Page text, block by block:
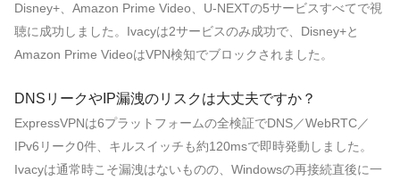
Disney+、Amazon Prime Video、U-NEXTの5サービスすべてで視
聴に成功しました。Ivacyは2サービスのみ成功で、Disney+と
Amazon Prime VideoはVPN検知でブロックされました。
DNSリークやIP漏洩のリスクは大丈夫ですか？
ExpressVPNは6プラットフォームの全検証でDNS／WebRTC／
IPv6リーク0件、キルスイッチも約120msで即時発動しました。
Ivacyは通常時こそ漏洩はないものの、Windowsの再接続直後に一